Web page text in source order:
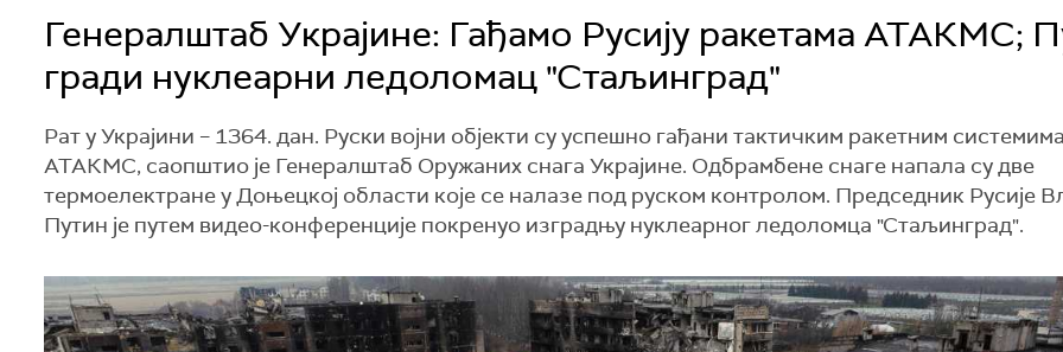
Генералштаб Украјине: Гађамо Русију ракетама АТАКМС;
гради нуклеарни ледоломац "Стаљинград"
Рат у Украјини – 1364. дан. Руски војни објекти су успешно гађани тактичким ракетним системима
АТАКМС, саопштио је Генералштаб Оружаних снага Украјине. Одбрамбене снаге напала су две
термоелектране у Доњецкој области које се налазе под руском контролом. Председник Русије
Путин је путем видео-конференције покренуо изградњу нуклеарног ледоломца "Стаљинград".